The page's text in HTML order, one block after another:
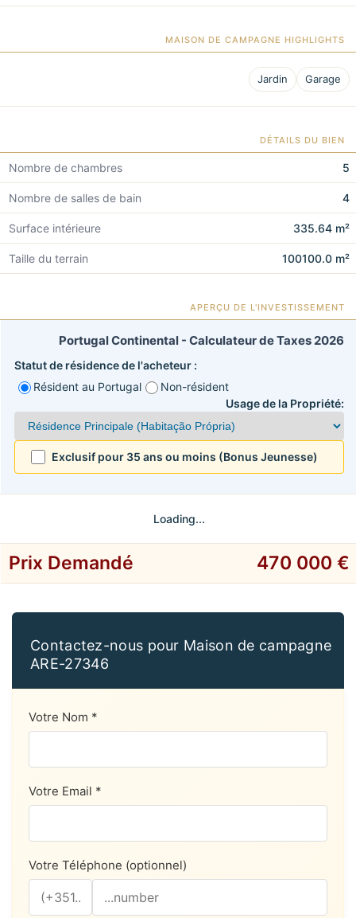
MAISON DE CAMPAGNE HIGHLIGHTS
Jardin Garage
DÉTAILS DU BIEN
Nombre de chambres 5
Nombre de salles de bain 4
Surface intérieure 335.64 m²
Taille du terrain 100100.0 m²
APERÇU DE L'INVESTISSEMENT
Portugal Continental - Calculateur de Taxes 2026
Statut de résidence de l'acheteur :
Résident au Portugal
Non-résident
Usage de la Propriété:
Exclusif pour 35 ans ou moins (Bonus Jeunesse)
Loading...
Prix Demandé 470 000 €
Contactez-nous pour Maison de campagne
ARE-27346
Votre Nom *
Votre Email *
Votre Téléphone (optionnel)